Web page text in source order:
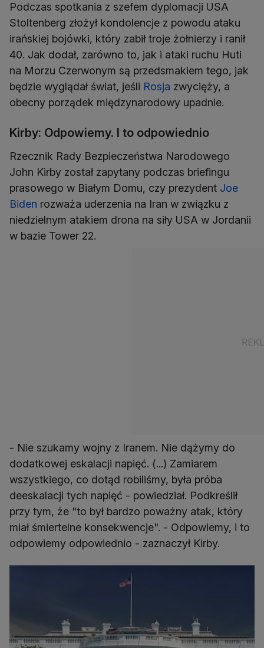
Podczas spotkania z szefem dyplomacji USA
Stoltenberg złożył kondolencje z powodu ataku
irańskiej bojówki, który zabił troje żołnierzy i ranił
40. Jak dodał, zarówno to, jak i ataki ruchu Huti
na Morzu Czerwonym są przedsmakiem tego, jak
będzie wyglądał świat, jeśli Rosja zwycięży, a
obecny porządek międzynarodowy upadnie.
Kirby: Odpowiemy. I to odpowiednio
Rzecznik Rady Bezpieczeństwa Narodowego
John Kirby został zapytany podczas briefingu
prasowego w Białym Domu, czy prezydent Joe
Biden rozważa uderzenia na Iran w związku z
niedzielnym atakiem drona na siły USA w Jordanii
w bazie Tower 22.
- Nie szukamy wojny z Iranem. Nie dążymy do
dodatkowej eskalacji napięć. (...) Zamiarem
wszystkiego, co dotąd robiliśmy, była próba
deeskalacji tych napięć - powiedział. Podkreślił
przy tym, że "to był bardzo poważny atak, który
miał śmiertelne konsekwencje". - Odpowiemy, i to
odpowiemy odpowiednio - zaznaczył Kirby.